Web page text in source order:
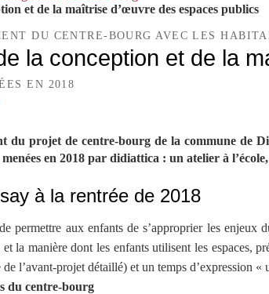
et de la maîtrise d’œuvre des espaces publics
DU CENTRE-BOURG AVEC LES
la conception et de la
EN 2018
du projet de centre-bourg de la commune de
en 2018 par didiattica : un atelier à
à la rentrée de 2018
permettre aux enfants de s’approprier les enjeux
la manière dont les enfants utilisent les espaces,
l’avant-projet détaillé) et un temps d’expression
du centre-bourg